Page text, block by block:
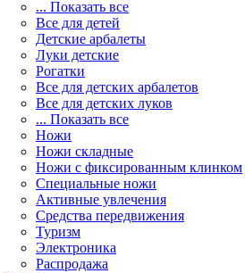
... Показать все
Все для детей
Детские арбалеты
Луки детские
Рогатки
Все для детских арбалетов
Все для детских луков
... Показать все
Ножи
Ножи складные
Ножи с фиксированным клинком
Специальные ножи
Активные увлечения
Средства передвижения
Туризм
Электроника
Распродажа